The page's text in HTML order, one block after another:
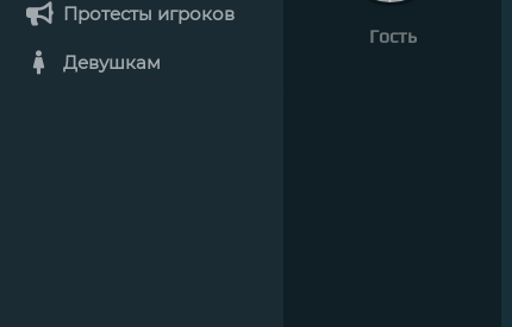
Протесты игроков
Девушкам
Гость